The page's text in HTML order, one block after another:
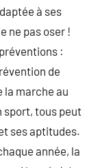
à ses
ne pas oser !
:
de
la marche au
sport, tous peut
ses aptitudes.
année, la